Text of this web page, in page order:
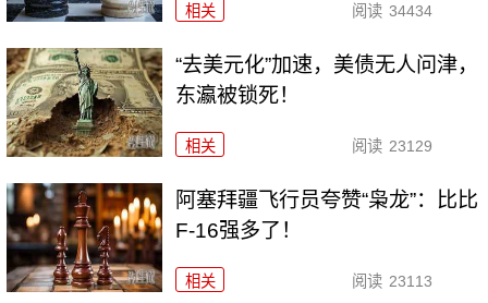
相关 阅读 34434
“去美元化”加速，美债无人问津，
东瀛被锁死！
相关 阅读 23129
阿塞拜疆飞行员夸赞“枭龙”：比比
F-16强多了！
相关 阅读 23113